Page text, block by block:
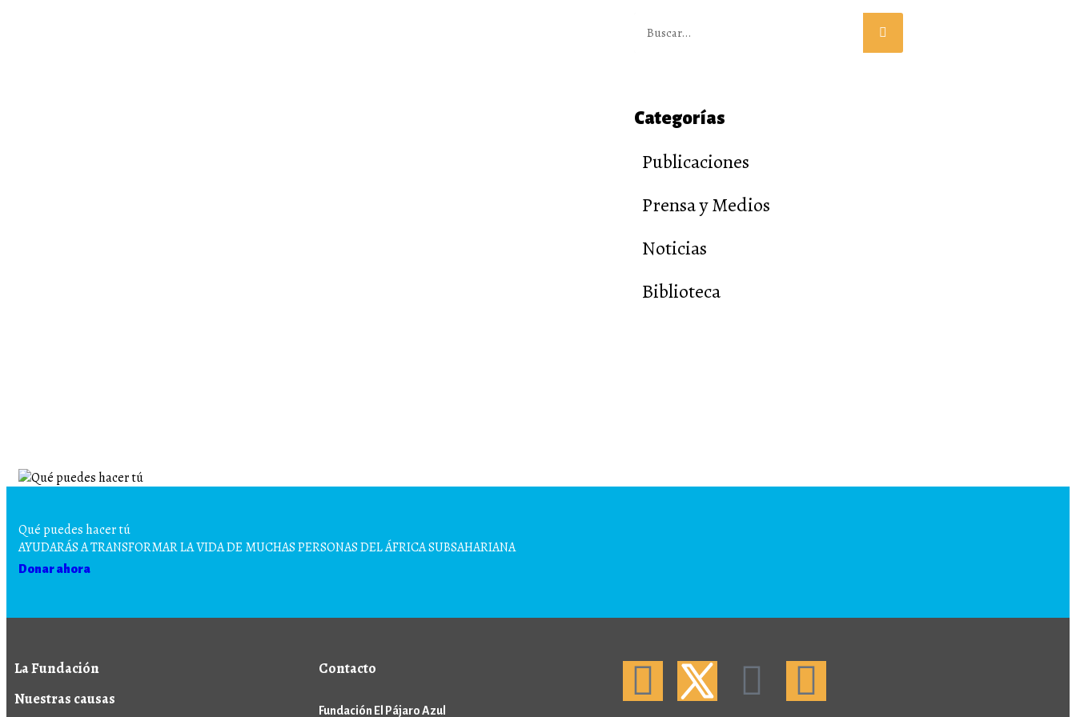
Categorías
Publicaciones
Prensa y Medios
Noticias
Biblioteca
Qué puedes hacer tú
AYUDARÁS A TRANSFORMAR LA VIDA DE MUCHAS PERSONAS DEL ÁFRICA SUBSAHARIANA
Donar ahora
La Fundación
Nuestras causas
Contacto
Fundación El Pájaro Azul